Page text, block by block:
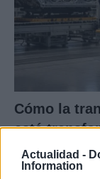
Actualidad -
Information
Cómo la
está
automotriz
La industria